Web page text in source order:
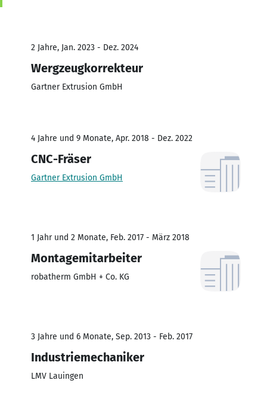
2 Jahre, Jan. 2023 - Dez. 2024
Wergzeugkorrekteur
Gartner Extrusion GmbH
4 Jahre und 9 Monate, Apr. 2018 - Dez. 2022
CNC-Fräser
Gartner Extrusion GmbH
1 Jahr und 2 Monate, Feb. 2017 - März 2018
Montagemitarbeiter
robatherm GmbH + Co. KG
3 Jahre und 6 Monate, Sep. 2013 - Feb. 2017
Industriemechaniker
LMV Lauingen